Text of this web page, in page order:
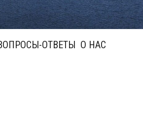
ОТВЕТЫ О НАС